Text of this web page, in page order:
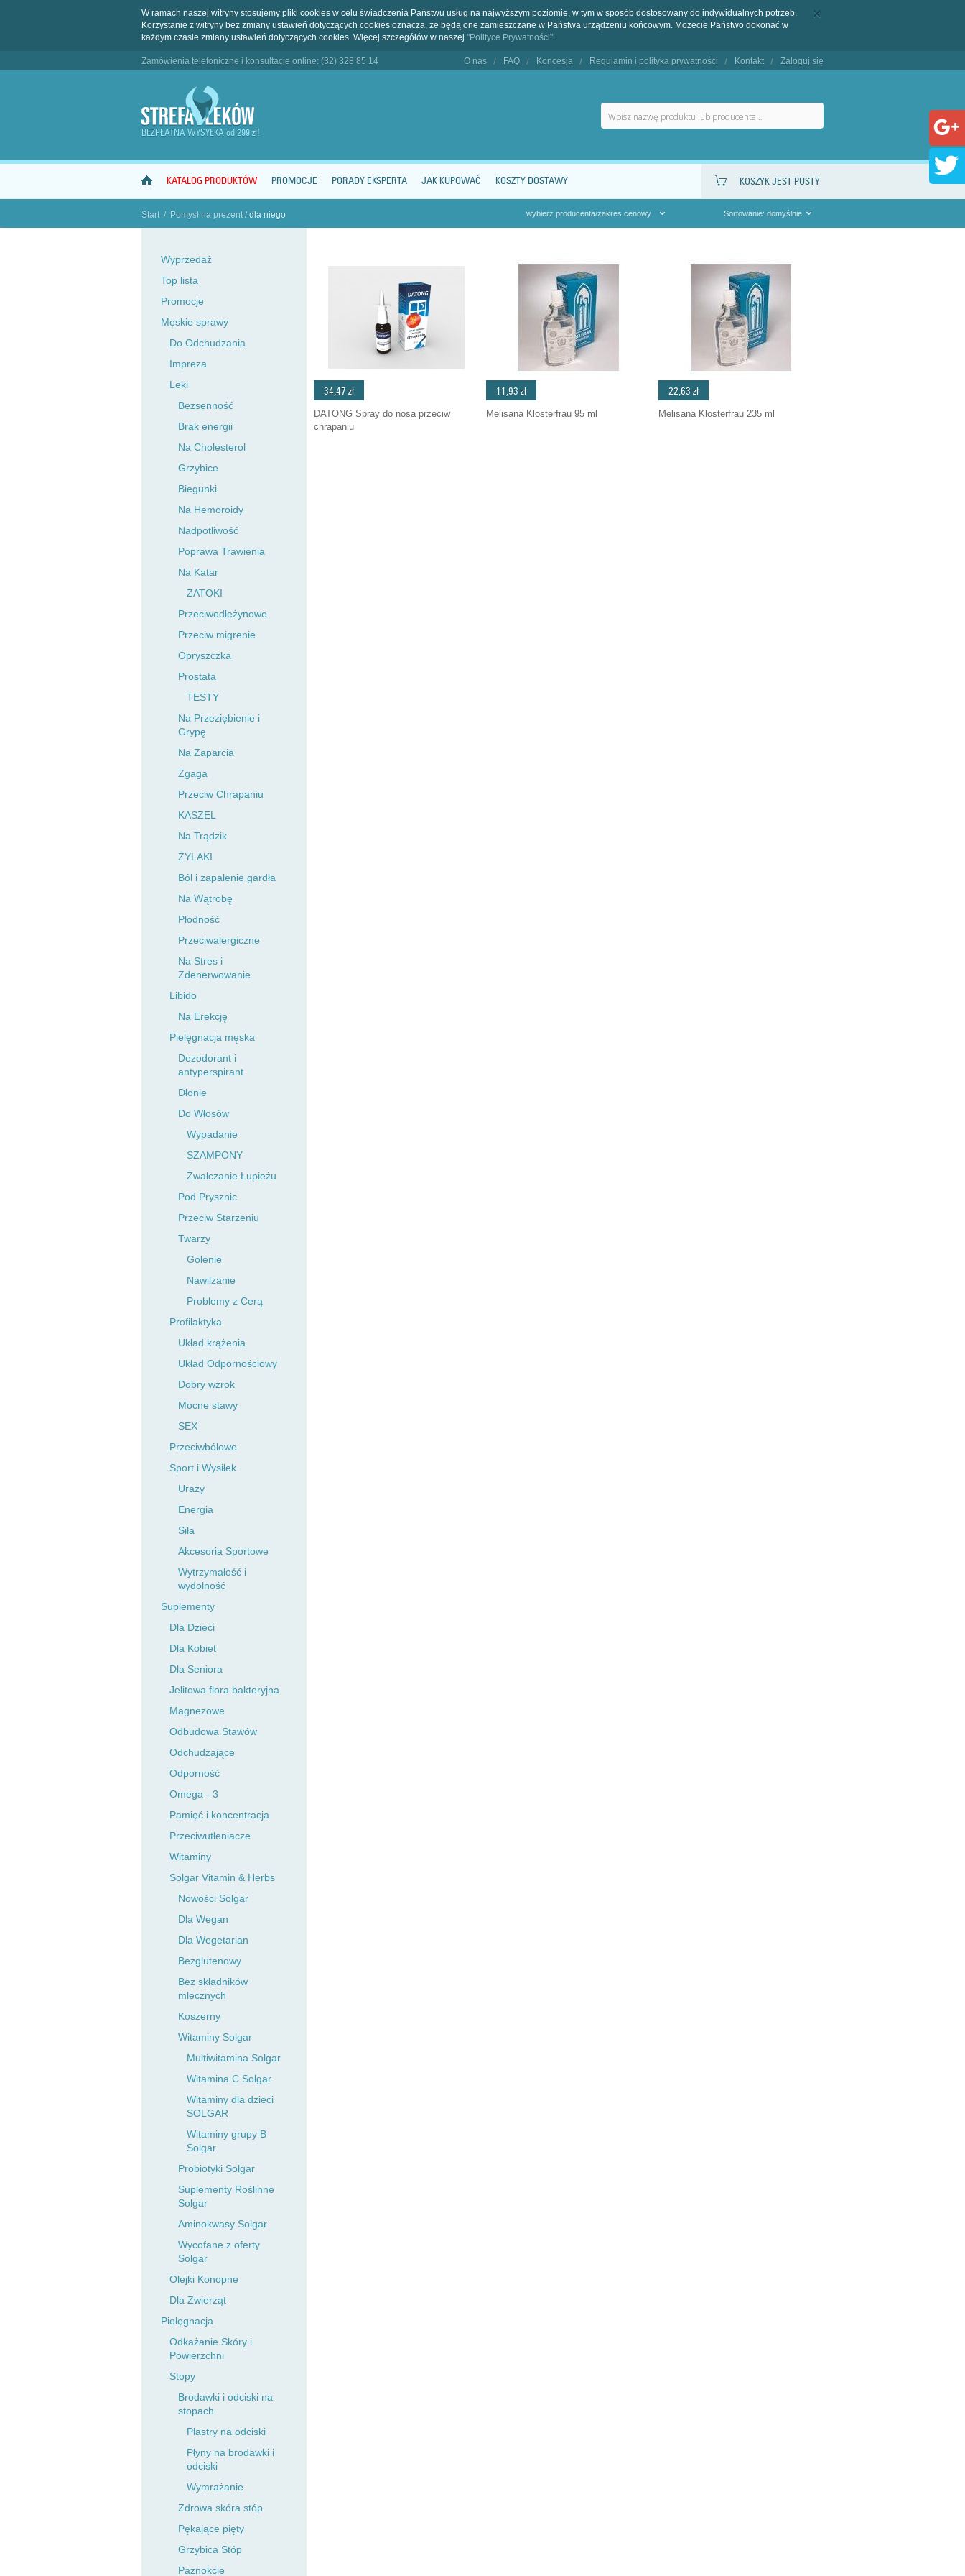
W ramach naszej witryny stosujemy pliki cookies w celu świadczenia Państwu usług na najwyższym poziomie, w tym w sposób dostosowany do indywidualnych potrzeb.
Korzystanie z witryny bez zmiany ustawień dotyczących cookies oznacza, że będą one zamieszczane w Państwa urządzeniu końcowym. Możecie Państwo dokonać w
każdym czasie zmiany ustawień dotyczących cookies. Więcej szczegółów w naszej "Polityce Prywatności".
Zamówienia telefoniczne i konsultacje online: (32) 328 85 14 O nas FAQ Koncesja Regulamin i polityka prywatności Kontakt Zaloguj się
BEZPŁATNA WYSYŁKA od 299 zł!
KOSZYK JEST PUSTY
KATALOG PRODUKTÓW PROMOCJE PORADY EKSPERTA JAK KUPOWAĆ KOSZTY DOSTAWY
Start / Pomysł na prezent / dla niego
"
Wyprzedaż
Top lista
Promocje
Męskie sprawy
Do Odchudzania
Impreza
Leki
Bezsenność
Brak energii
Na Cholesterol
Grzybice
Biegunki
Na Hemoroidy
Nadpotliwość
Poprawa Trawienia
Na Katar
ZATOKI
Przeciwodleżynowe
Przeciw migrenie
Opryszczka
Prostata
TESTY
Na Przeziębienie i
Grypę
Na Zaparcia
Zgaga
Przeciw Chrapaniu
KASZEL
Na Trądzik
ŻYLAKI
Ból i zapalenie gardła
Na Wątrobę
Płodność
Przeciwalergiczne
Na Stres i
Zdenerwowanie
Libido
Na Erekcję
Pielęgnacja męska
Dezodorant i
antyperspirant
Dłonie
Do Włosów
Wypadanie
SZAMPONY
Zwalczanie Łupieżu
Pod Prysznic
Przeciw Starzeniu
Twarzy
Golenie
Nawilżanie
Problemy z Cerą
Profilaktyka
Układ krążenia
Układ Odpornościowy
Dobry wzrok
Mocne stawy
SEX
Przeciwbólowe
Sport i Wysiłek
Urazy
Energia
Siła
Akcesoria Sportowe
Wytrzymałość i
wydolność
Suplementy
Dla Dzieci
Dla Kobiet
Dla Seniora
Jelitowa flora bakteryjna
Magnezowe
Odbudowa Stawów
Odchudzające
Odporność
Omega - 3
Pamięć i koncentracja
Przeciwutleniacze
Witaminy
Solgar Vitamin & Herbs
Nowości Solgar
Dla Wegan
Dla Wegetarian
Bezglutenowy
Bez składników
mlecznych
Koszerny
Witaminy Solgar
Multiwitamina Solgar
Witamina C Solgar
Witaminy dla dzieci
SOLGAR
Witaminy grupy B
Solgar
Probiotyki Solgar
Suplementy Roślinne
Solgar
Aminokwasy Solgar
Wycofane z oferty
Solgar
Olejki Konopne
Dla Zwierząt
Pielęgnacja
Odkażanie Skóry i
Powierzchni
Stopy
Brodawki i odciski na
stopach
Plastry na odciski
Płyny na brodawki i
odciski
Wymrażanie
Zdrowa skóra stóp
Pękające pięty
Grzybica Stóp
Paznokcie
Sortowanie: domyślnie
wybierz producenta/zakres cenowy
34,47 zł
DATONG Spray do nosa przeciw
chrapaniu
11,93 zł
Melisana Klosterfrau 95 ml
22,63 zł
Melisana Klosterfrau 235 ml